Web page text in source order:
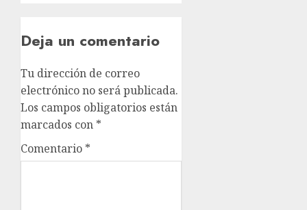
Deja un comentario
Tu dirección de correo
electrónico no será publicada.
Los campos obligatorios están
marcados con *
Comentario *